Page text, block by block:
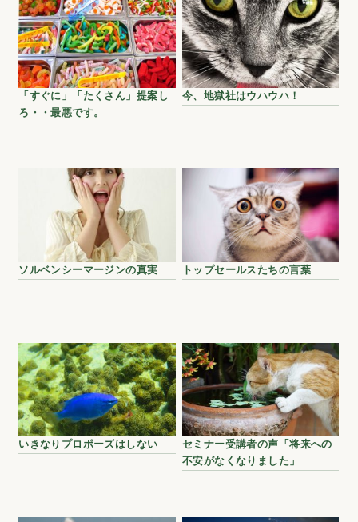
「すぐに」「たくさん」提案し
ろ・・最悪です。
今、地獄社はウハウハ！
ソルベンシーマージンの真実 トップセールスたちの言葉
いきなりプロポーズはしない
セミナー受講者の声「将来への
不安がなくなりました」